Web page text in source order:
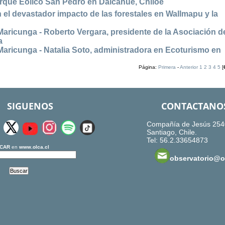
Eólico San Pedro en Dalcahue, Chiloé
devastador impacto de las forestales en Wallmapu y la
- Roberto Vergara, presidente de la Asociación
- Natalia Soto, administradora en Ecoturismo en
Página: Primera-Anterior 1 2 3 4 5 [
SIGUENOS
en www.olca.cl
Compañía de Jesús
Santiago, Chile.
Tel: 56.2.33654873